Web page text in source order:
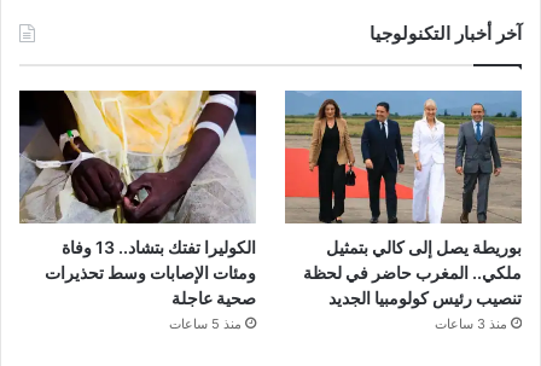
آخر أخبار التكنولوجيا
بوريطة يصل إلى كالي بتمثيل
ملكي.. المغرب حاضر في لحظة
تنصيب رئيس كولومبيا الجديد
منذ 3 ساعات
الكوليرا تفتك بتشاد.. 13 وفاة
ومئات الإصابات وسط تحذيرات
صحية عاجلة
منذ 5 ساعات